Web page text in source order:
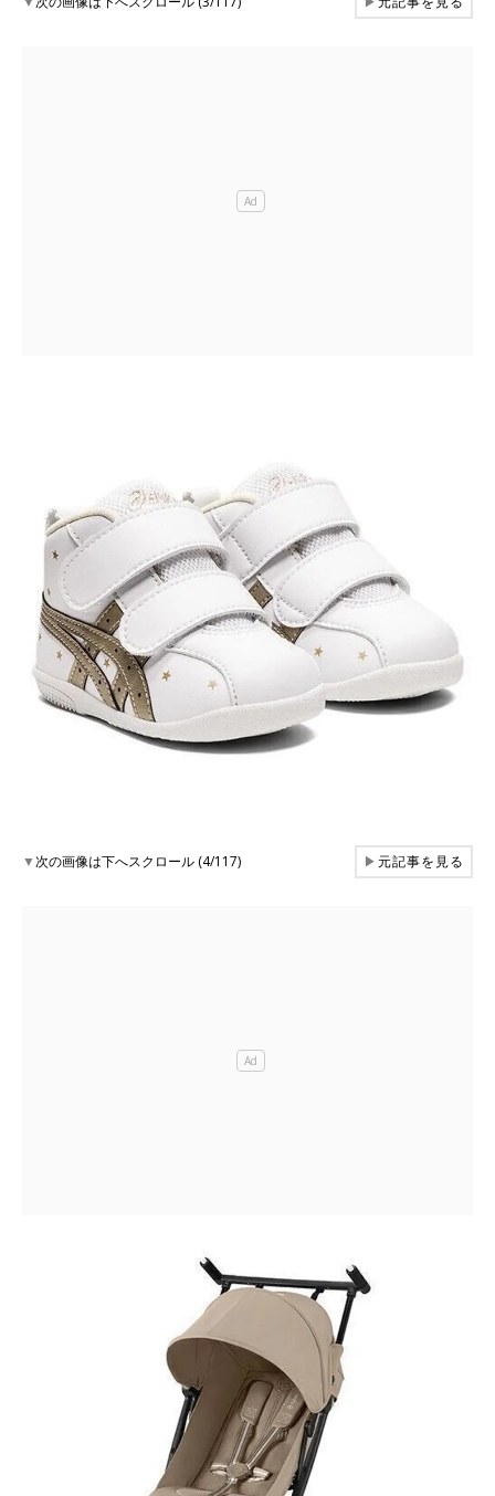
▼次の画像は下へスクロール (4/117) ▶元記事を見る